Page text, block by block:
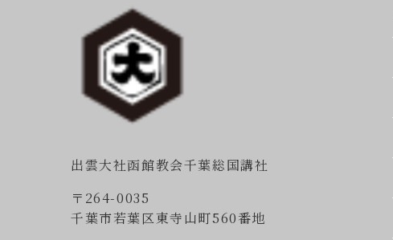
出雲大社函館教会千葉総国講社
〒264-0035
千葉市若葉区東寺山町560番地